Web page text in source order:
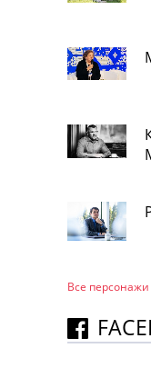
Все персонажи